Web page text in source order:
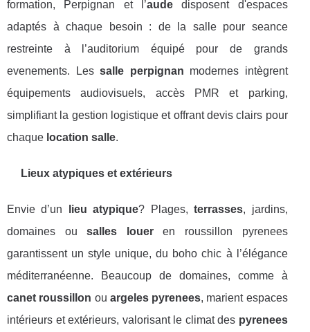
formation, Perpignan et l’audedisposent d'espaces
adaptés à chaque besoin : de la salle pour seance
restreinte à l’auditorium équipé pour de grands
evenements. Lessalle perpignan modernes intègrent
équipements audiovisuels, accès PMR et parking,
simplifiant la gestion logistique et offrant devis clairs pour
chaque location salle.
Lieux atypiques et extérieurs
Envie d’un lieu atypique? Plages,terrasses, jardins,
domaines ousalles loueren roussillon pyrenees
garantissent un style unique, du boho chic à l’élégance
méditerranéenne. Beaucoup de domaines, comme à
canet roussillon ou argeles pyrenees, marient espaces
intérieurs et extérieurs, valorisant le climat des pyrenees